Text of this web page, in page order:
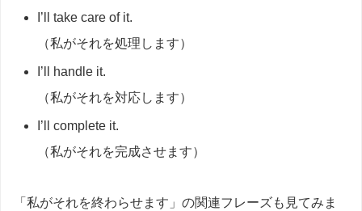
I’ll take care of it.
（私がそれを処理します）
I’ll handle it.
（私がそれを対応します）
I’ll complete it.
（私がそれを完成させます）
「私がそれを終わらせます」の関連フレーズも見てみま